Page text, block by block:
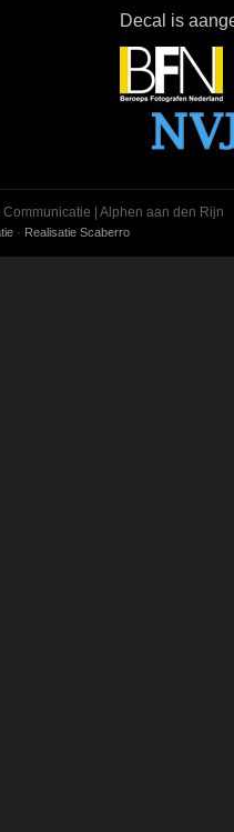
Decal is
| Alphen aan den Rijn
· Realisatie Scaberro